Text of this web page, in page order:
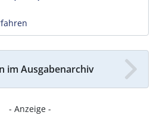
im Ausgabenarchiv
- Anzeige -